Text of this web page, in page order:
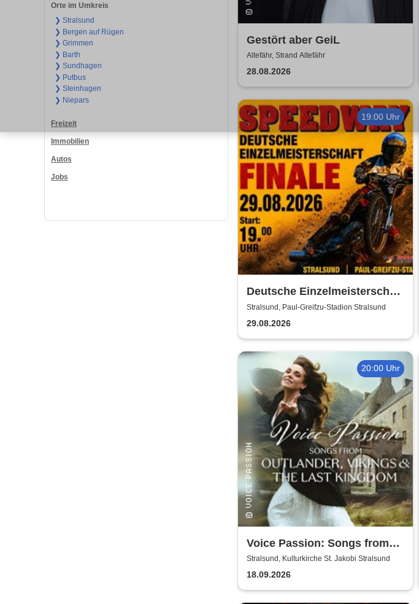
Orte im Umkreis
❯ Stralsund
❯ Bergen auf Rügen
❯ Grimmen
❯ Barth
❯ Sundhagen
❯ Putbus
❯ Steinhagen
❯ Niepars
Freizeit
Immobilien
Autos
Jobs
Gestört aber GeiL
Altefähr, Strand Altefähr
28.08.2026
19:00 Uhr
Deutsche Einzelmeisterschaft
Finale | MC Nordstern
Stralsund
Stralsund, Paul-Greifzu-Stadion Stralsund
29.08.2026
20:00 Uhr
Voice Passion: Songs from
Outlander, Vikings & The Last
Kingdom
Stralsund, Kulturkirche St. Jakobi Stralsund
18.09.2026